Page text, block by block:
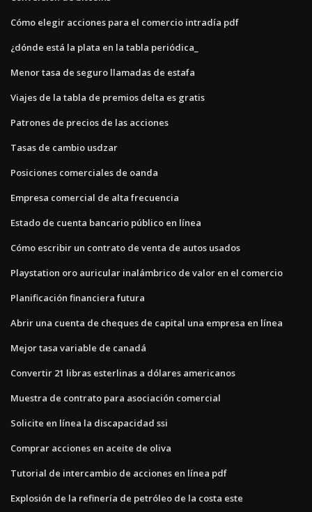
Cómo elegir acciones para el comercio intradía pdf
¿dónde está la plata en la tabla periódica_
Menor tasa de seguro llamadas de estafa
Viajes de la tabla de premios delta es gratis
Patrones de precios de las acciones
Tasas de cambio usdzar
Posiciones comerciales de oanda
Empresa comercial de alta frecuencia
Estado de cuenta bancario público en línea
Cómo escribir un contrato de venta de autos usados
Playstation oro auricular inalámbrico de valor en el comercio
Planificación financiera futura
Abrir una cuenta de cheques de capital una empresa en línea
Mejor tasa variable de canadá
Convertir 21 libras esterlinas a dólares americanos
Muestra de contrato para asociación comercial
Solicite en línea la discapacidad ssi
Comprar acciones en aceite de oliva
Tutorial de intercambio de acciones en línea pdf
Explosión de la refinería de petróleo de la costa este